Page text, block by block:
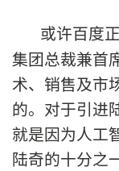
或许百度
集团总裁兼首
术、销售及市
的。对于引进
就是因为人工
陆奇的十分之一